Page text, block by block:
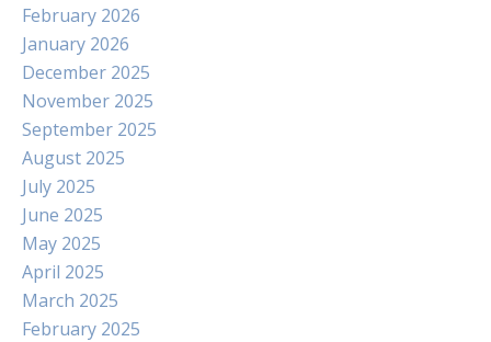
February 2026
January 2026
December 2025
November 2025
September 2025
August 2025
July 2025
June 2025
May 2025
April 2025
March 2025
February 2025